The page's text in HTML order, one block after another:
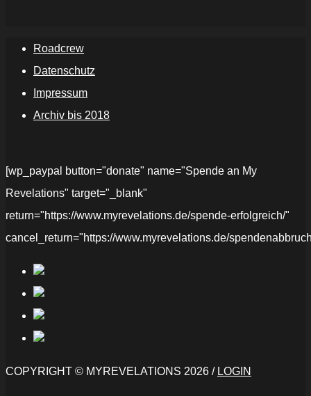
Roadcrew
Datenschutz
Impressum
Archiv bis 2018
[wp_paypal button="donate" name="Spende an My
Revelations" target="_blank"
return="https://www.myrevelations.de/spende-erfolgreich/"
cancel_return="https://www.myrevelations.de/
COPYRIGHT © MYREVELATIONS 2026 / LOGIN